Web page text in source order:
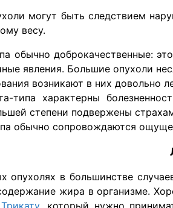
могут быть следствием
весу.
обычно доброкачественные:
явления. Большие опухоли
возникают в них довольно
типа характерны
степени подвержены
обычно сопровождаются
опухолях в большинстве
жира в организме.